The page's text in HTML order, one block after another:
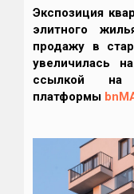
Экспозиция
элитного
продажу в
увеличилась
ссылкой на
платформы